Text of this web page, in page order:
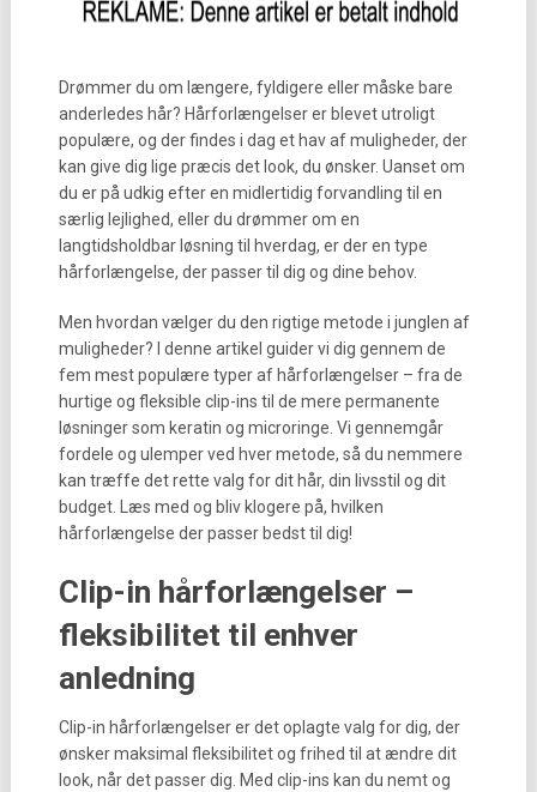
Drømmer du om længere, fyldigere eller måske bare
anderledes hår? Hårforlængelser er blevet utroligt
populære, og der findes i dag et hav af muligheder, der
kan give dig lige præcis det look, du ønsker. Uanset om
du er på udkig efter en midlertidig forvandling til en
særlig lejlighed, eller du drømmer om en
langtidsholdbar løsning til hverdag, er der en type
hårforlængelse, der passer til dig og dine behov.
Men hvordan vælger du den rigtige metode i junglen af
muligheder? I denne artikel guider vi dig gennem de
fem mest populære typer af hårforlængelser – fra de
hurtige og fleksible clip-ins til de mere permanente
løsninger som keratin og microringe. Vi gennemgår
fordele og ulemper ved hver metode, så du nemmere
kan træffe det rette valg for dit hår, din livsstil og dit
budget. Læs med og bliv klogere på, hvilken
hårforlængelse der passer bedst til dig!
Clip-in hårforlængelser –
fleksibilitet til enhver
anledning
Clip-in hårforlængelser er det oplagte valg for dig, der
ønsker maksimal fleksibilitet og frihed til at ændre dit
look, når det passer dig. Med clip-ins kan du nemt og